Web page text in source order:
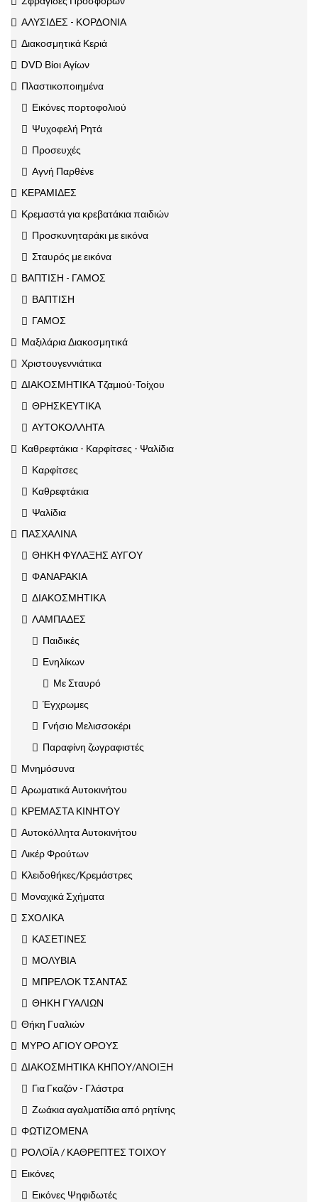
ΑΛΥΣΙΔΕΣ - ΚΟΡΔΟΝΙΑ
Διακοσμητικά Κεριά
DVD Βίοι Αγίων
Πλαστικοποιημένα
Εικόνες πορτοφολιού
Ψυχοφελή Ρητά
Προσευχές
Αγνή Παρθένε
ΚΕΡΑΜΙΔΕΣ
Κρεμαστά για κρεβατάκια παιδιών
Προσκυνηταράκι με εικόνα
Σταυρός με εικόνα
ΒΑΠΤΙΣΗ - ΓΑΜΟΣ
ΒΑΠΤΙΣΗ
ΓΑΜΟΣ
Μαξιλάρια Διακοσμητικά
Χριστουγεννιάτικα
ΔΙΑΚΟΣΜΗΤΙΚΑ Τζαμιού-Τοίχου
ΘΡΗΣΚΕΥΤΙΚΑ
ΑΥΤΟΚΟΛΛΗΤΑ
Καθρεφτάκια - Καρφίτσες - Ψαλίδια
Καρφίτσες
Καθρεφτάκια
Ψαλίδια
ΠΑΣΧΑΛΙΝΑ
ΘΗΚΗ ΦΥΛΑΞΗΣ ΑΥΓΟΥ
ΦΑΝΑΡΑΚΙΑ
ΔΙΑΚΟΣΜΗΤΙΚΑ
ΛΑΜΠΑΔΕΣ
Παιδικές
Ενηλίκων
Με Σταυρό
Έγχρωμες
Γνήσιο Μελισσοκέρι
Παραφίνη ζωγραφιστές
Μνημόσυνα
Αρωματικά Αυτοκινήτου
ΚΡΕΜΑΣΤΑ ΚΙΝΗΤΟΥ
Αυτοκόλλητα Αυτοκινήτου
Λικέρ Φρούτων
Κλειδοθήκες/Κρεμάστρες
Μοναχικά Σχήματα
ΣΧΟΛΙΚΑ
ΚΑΣΕΤΙΝΕΣ
ΜΟΛΥΒΙΑ
ΜΠΡΕΛΟΚ ΤΣΑΝΤΑΣ
ΘΗΚΗ ΓΥΑΛΙΩΝ
Θήκη Γυαλιών
ΜΥΡΟ ΑΓΙΟΥ ΟΡΟΥΣ
ΔΙΑΚΟΣΜΗΤΙΚΑ ΚΗΠΟΥ/ΑΝΟΙΞΗ
Για Γκαζόν - Γλάστρα
Ζωάκια αγαλματίδια από ρητίνης
ΦΩΤΙΖΟΜΕΝΑ
ΡΟΛΟΪΑ / ΚΑΘΡΕΠΤΕΣ ΤΟΙΧΟΥ
Εικόνες
Εικόνες Ψηφιδωτές